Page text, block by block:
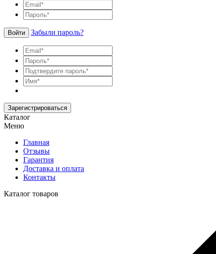
Войти Забыли пароль?
Зарегистрироваться
Каталог
Меню
Главная
Отзывы
Гарантия
Доставка и оплата
Контакты
Каталог товаров